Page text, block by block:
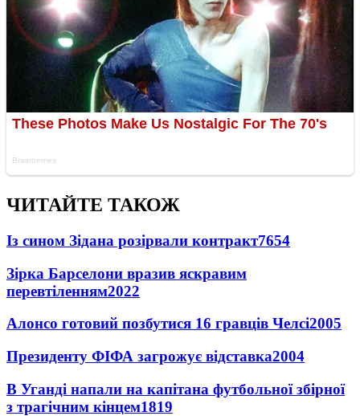
ЧИТАЙТЕ ТАКОЖ
Із сином Зідана розірвали контракт7654
Зірка Барселони вразив яскравим
перевтіленням2022
Алонсо готовий позбутися 16 гравців Челсі2005
Президенту ФІФА загрожує відставка2004
В Уганді напали на капітана футбольної збірної
з трагічним кінцем1819